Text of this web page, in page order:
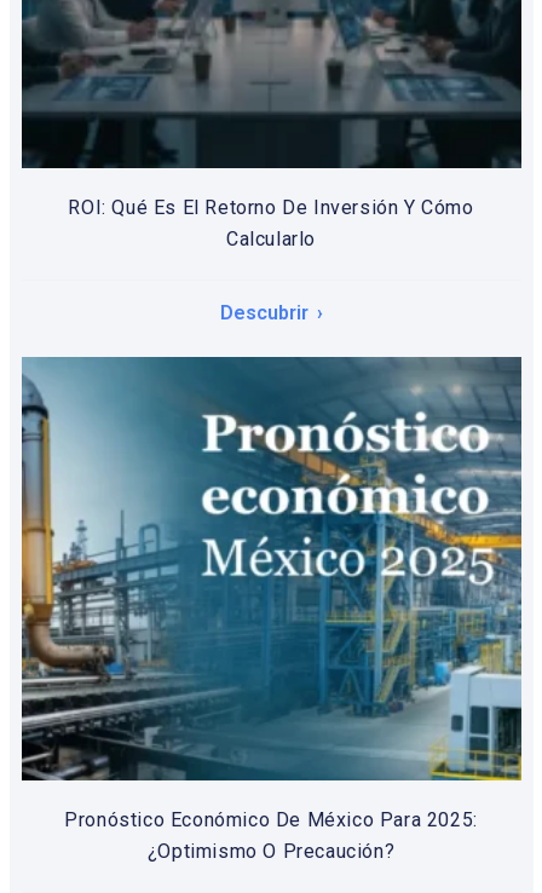
ROI: Qué Es El Retorno De Inversión Y Cómo
Calcularlo
Descubrir
Pronóstico Económico De México Para 2025:
¿Optimismo O Precaución?